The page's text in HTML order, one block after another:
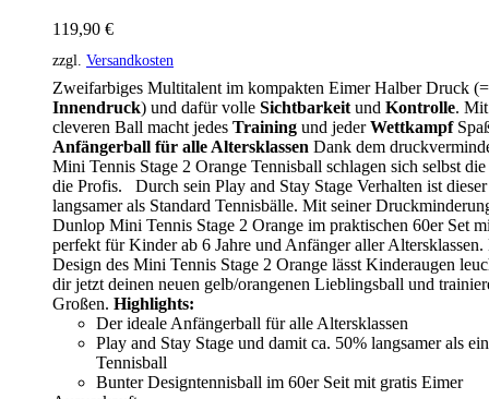
119,90 €
zzgl. Versandkosten
Zweifarbiges Multitalent im kompakten Eimer Halber Druck (=
Innendruck) und dafür volle Sichtbarkeit und Kontrolle.
cleveren Ball macht jedes Training und jederWettkampf
Anfängerball für alle Altersklassen Dank dem
Mini Tennis Stage 2 Orange Tennisball schlagen sich selbst
die Profis. Durch sein Play and Stay Stage Verhalten ist
langsamer als Standard Tennisbälle. Mit seiner
Dunlop Mini Tennis Stage 2 Orange im praktischen 60er Set
perfekt für Kinder ab 6 Jahre und Anfänger aller Altersklassen.
Design des Mini Tennis Stage 2 Orange lässt Kinderaugen
dir jetzt deinen neuen gelb/orangenen Lieblingsball und
Großen. Highlights:
Der ideale Anfängerball für alle Altersklassen
Play and Stay Stage und damit ca. 50% langsamer als
Tennisball
Bunter Designtennisball im 60er Seit mit gratis Eimer